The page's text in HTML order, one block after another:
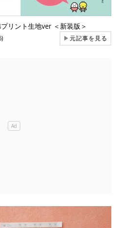
リント生地ver ＜新装版＞
▶元記事を見る